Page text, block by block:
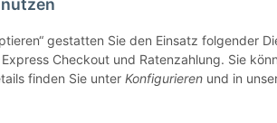
gestatten Sie den Einsatz folgender
Checkout und Ratenzahlung. Sie
finden Sie unter Konfigurieren und in
Lieferbedingungen, zzgl.